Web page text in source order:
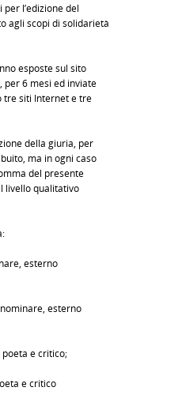
l’edizione del
agli scopi di solidarietà
esposte sul sito
per 6 mesi ed inviate
tre siti Internet e tre
della giuria, per
ma in ogni caso
del presente
livello qualitativo
esterno
esterno
poeta e critico;
e critico